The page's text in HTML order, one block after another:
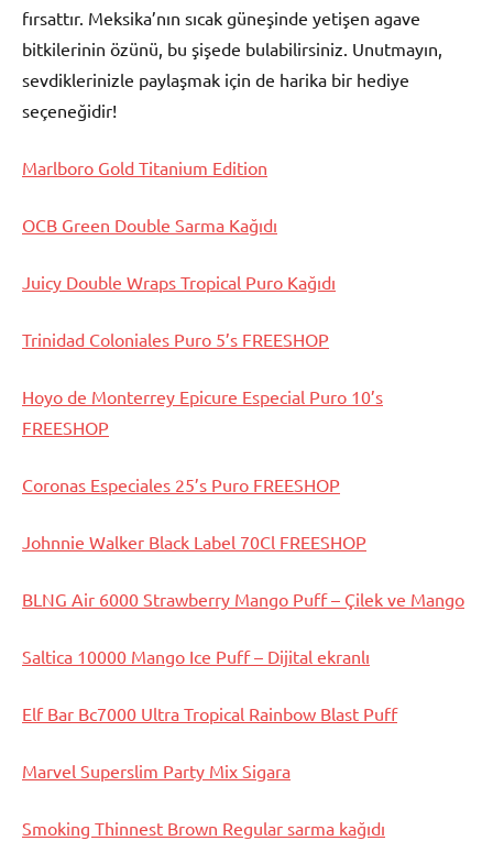
fırsattır. Meksika’nın sıcak güneşinde yetişen agave
bitkilerinin özünü, bu şişede bulabilirsiniz. Unutmayın,
sevdiklerinizle paylaşmak için de harika bir hediye
seçeneğidir!
Marlboro Gold Titanium Edition
OCB Green Double Sarma Kağıdı
Juicy Double Wraps Tropical Puro Kağıdı
Trinidad Coloniales Puro 5’s FREESHOP
Hoyo de Monterrey Epicure Especial Puro 10’s
FREESHOP
Coronas Especiales 25’s Puro FREESHOP
Johnnie Walker Black Label 70Cl FREESHOP
BLNG Air 6000 Strawberry Mango Puff – Çilek ve Mango
Saltica 10000 Mango Ice Puff – Dijital ekranlı
Elf Bar Bc7000 Ultra Tropical Rainbow Blast Puff
Marvel Superslim Party Mix Sigara
Smoking Thinnest Brown Regular sarma kağıdı